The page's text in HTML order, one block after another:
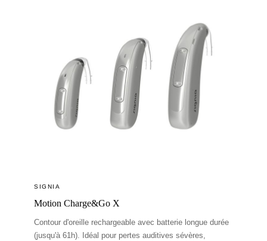
SIGNIA
Motion Charge&Go X
Contour d'oreille rechargeable avec batterie longue durée
(jusqu'à 61h). Idéal pour pertes auditives sévères,